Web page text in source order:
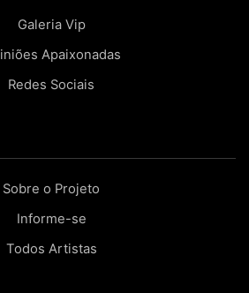
Galeria Vip
Apaixonadas
Redes Sociais
Sobre o Projeto
Informe-se
Todos Artistas